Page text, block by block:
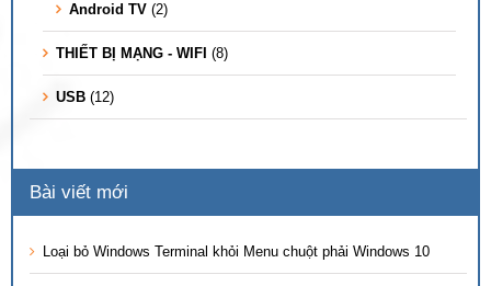
Android TV (2)
THIẾT BỊ MẠNG - WIFI (8)
USB (12)
Bài viết mới
Loại bỏ Windows Terminal khỏi Menu chuột phải Windows 10